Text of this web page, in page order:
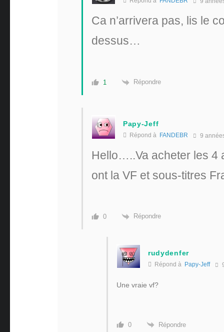
Ca n’arrivera pas, lis le
dessus…
1 Répondre
Papy-Jeff
Répond à FANDEBR 9
Hello…..Va acheter les 4
ont la VF et sous-titres
0 Répondre
rudydenfer
Répond à Papy-Jeff
Une vraie vf?
0 Répondre